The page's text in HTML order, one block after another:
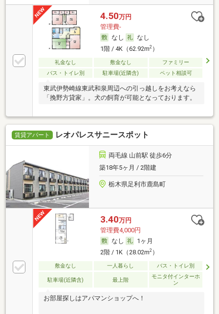
4.50万円
管理費-
なし
なし
1階 / 4K（62.92m2）
礼金なし 敷金なし
ファミリー
バス・トイレ別
駐車場(近隣含) ペット相談可
東武伊勢崎線東武和泉周辺への引っ越しをお考えなら
「挽野方貸家」。犬の飼育が可能となっております。
賃貸アパート レオパレスサニースポット
両毛線 山前駅 徒歩6分
築18年5ヶ月 / 2階建
栃木県足利市鹿島町
3.40万円
管理費4,000円
なし
1ヶ月
2階 / 1K（28.02m2）
敷金なし 一人暮らし バス・トイレ別
駐車場(近隣含) 最上階
モニタ付インターホ
ン
お部屋探しはアパマンショップへ！